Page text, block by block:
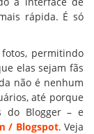
rápida. É só
permitindo
elas sejam fãs
não é nenhum
até porque
do Blogger – e
/ Blogspot. Veja